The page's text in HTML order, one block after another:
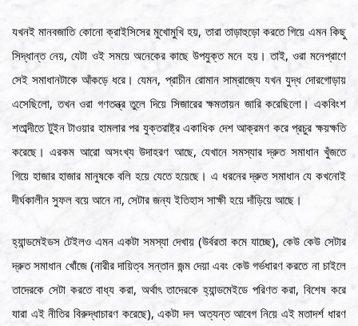
যখনই মানবজাতি কোনো ক্রাইসিসের মুখোমুখি হয়, তারা তাড়াহুড়ো করতে গিয়ে এমন কিছু
সিদ্ধান্ত নেয়, যেটা ওই সময়ে অনেকের কাছে উপযুক্ত মনে হয়। তাই, ওরা মনেপ্রাণে
সেই সমাধানটাকে আঁকড়ে ধরে। যেমন, প্রাচীন রোমান সাম্রাজ্যে যখন যুদ্ধ দোরগোড়ায়
এসেছিলো, তখন ওরা গণতন্ত্র তুলে দিয়ে সিজারের ক্ষমতায়ন জারি করেছিলো। একবিংশ
শতাব্দীতে টুইন টাওয়ার হামলার পর যুক্তরাষ্ট্র একাধিক দেশ আক্রমণ করে প্রচুর ক্ষয়ক্ষতি
করেছে। এরকম আরো অসংখ্য উদাহরণ আছে, যেখানে সমস্যার দ্রুত সমাধান খুঁজতে
গিয়ে হাজার হাজার মানুষকে বলি হয়ে যেতে হয়েছে। এ ধরনের দ্রুত সমাধান যে কখনোই
দীর্ঘকালীন সুফল বয়ে আনে না, সেটার জন্য ইতিহাস সাক্ষী হয়ে দাঁড়িয়ে আছে।
হ্যান্ডমেইডস টেইলও এমন একটা সমস্যা দেখায় (উর্বরতা কমে যাচ্ছে), কেউ কেউ সেটার
দ্রুত সমাধান খোঁজে (নারীর দায়িত্ব সন্তান জন্ম দেয়া এবং কেউ গর্ভধারণ করতে না চাইলে
তাদেরকে সেটা করতে বাধ্য করা, অর্থাৎ তাদেরকে হ্যান্ডমেইডে পরিণত করা, বিশেষ করে
যারা এই নীতির বিরুদ্ধাচারণ করেছে), একটা দল অত্যন্ত আবেগ নিয়ে এই মতাদর্শ ধারণ